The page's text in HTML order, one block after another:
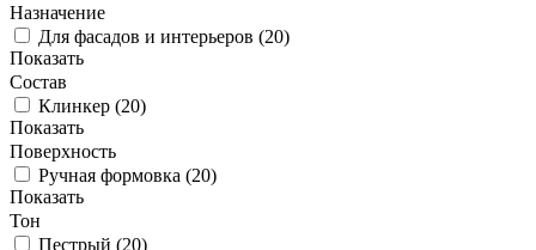
Назначение
Для фасадов и интерьеров (20)
Показать
Состав
Клинкер (20)
Показать
Поверхность
Ручная формовка (20)
Показать
Тон
Пестрый (20)